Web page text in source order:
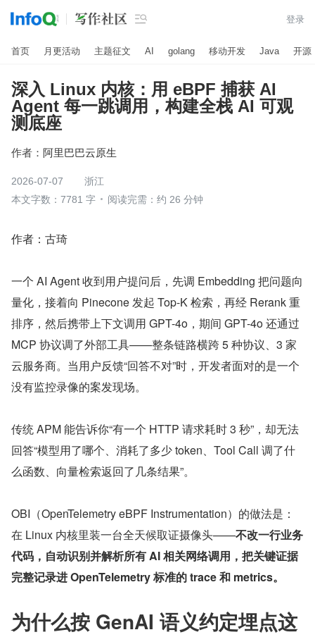
 登录
首页 月更活动 主题征文 AI golang 移动开发 Java 开源
深入 Linux 内核：用 eBPF 捕获 AI
Agent 每一跳调用，构建全栈 AI 可观
测底座
作者： 阿里巴巴云原生
2026-07-07
浙江
本文字数：7781 字
阅读完需：约 26 分钟
作者：古琦
一个 AI Agent 收到用户提问后，先调 Embedding 把问题向
量化，接着向 Pinecone 发起 Top-K 检索，再经 Rerank 重
排序，然后携带上下文调用 GPT-4o，期间 GPT-4o 还通过
MCP 协议调了外部工具——整条链路横跨 5 种协议、3 家
云服务商。当用户反馈“回答不对”时，开发者面对的是一个
没有监控录像的案发现场。
传统 APM 能告诉你“有一个 HTTP 请求耗时 3 秒”，却无法
回答“模型用了哪个、消耗了多少 token、Tool Call 调了什
么函数、向量检索返回了几条结果”。
OBI（OpenTelemetry eBPF Instrumentation）的做法是：
在 Linux 内核里装一台全天候取证摄像头——不改一行业务
代码，自动识别并解析所有 AI 相关网络调用，把关键证据
完整记录进 OpenTelemetry 标准的 trace 和 metrics。
为什么按 GenAI 语义约定埋点这